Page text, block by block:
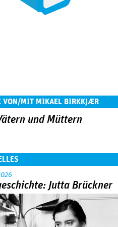
VON/MIT MIKAEL BIRKKJÆR
und Müttern
Jutta Brückner